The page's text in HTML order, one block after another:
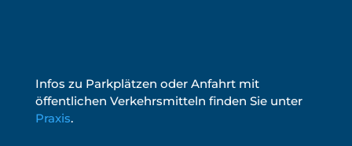
Infos zu Parkplätzen oder Anfahrt mit
öffentlichen Verkehrsmitteln finden Sie unter
Praxis.